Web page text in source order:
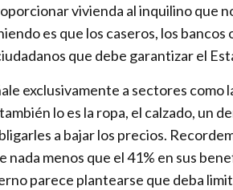
vivienda al inquilino que
es que los caseros, los bancos
que debe garantizar el
exclusivamente a sectores como
lo es la ropa, el calzado, un
a bajar los precios.
nada menos que el 41% en sus
parece plantearse que deba